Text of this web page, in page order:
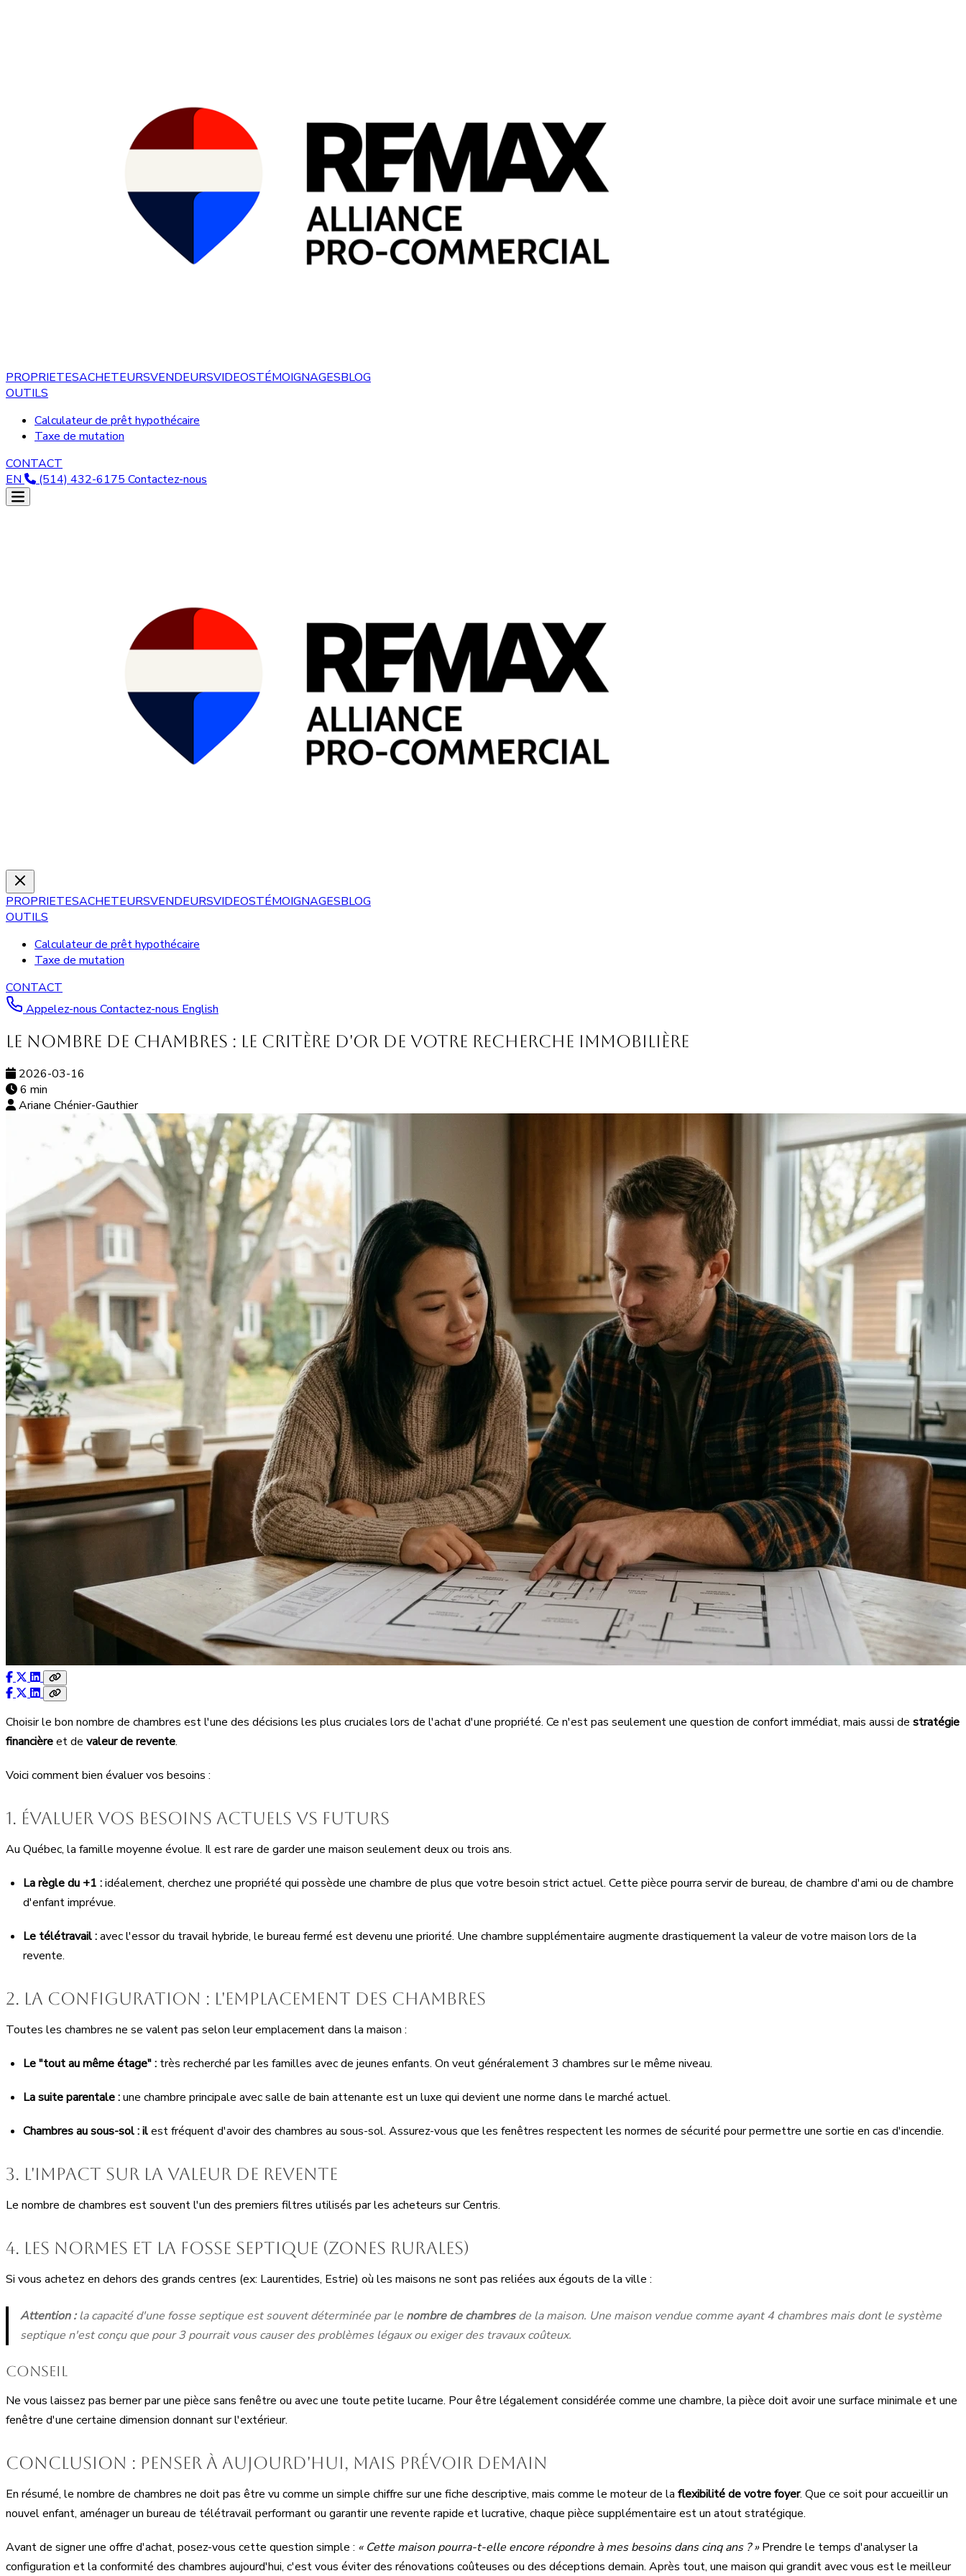
PROPRIETESACHETEURSVENDEURSVIDEOSTÉMOIGNAGESBLOG
OUTILS
Calculateur de prêt hypothécaire
Taxe de mutation
CONTACT
EN
(514) 432-6175 Contactez-nous
PROPRIETESACHETEURSVENDEURSVIDEOSTÉMOIGNAGESBLOG
OUTILS
Calculateur de prêt hypothécaire
Taxe de mutation
CONTACT
Appelez-nous Contactez-nous English
Le nombre de chambres : le critère d'or de votre recherche immobilière
2026-03-16
6 min
Ariane Chénier-Gauthier
Choisir le bon nombre de chambres est l'une des décisions les plus cruciales lors de l'achat d'une propriété. Ce n'est pas seulement une question de confort immédiat, mais aussi de stratégie
financièreet de valeur de revente.
Voici comment bien évaluer vos besoins :
1. Évaluer vos besoins actuels vs futurs
Au Québec, la famille moyenne évolue. Il est rare de garder une maison seulement deux ou trois ans.
La règle du +1 :idéalement, cherchez une propriété qui possède une chambre de plus que votre besoin strict actuel. Cette pièce pourra servir de bureau, de chambre d'ami ou de chambre
d'enfant imprévue.
Le télétravail :avec l'essor du travail hybride, le bureau fermé est devenu une priorité. Une chambre supplémentaire augmente drastiquement la valeur de votre maison lors de la
revente.
2. La configuration : l'emplacement des chambres
Toutes les chambres ne se valent pas selon leur emplacement dans la maison :
Le "tout au même étage" : très recherché par les familles avec de jeunes enfants. On veut généralement 3 chambres sur le même niveau.
La suite parentale :une chambre principale avec salle de bain attenante est un luxe qui devient une norme dans le marché actuel.
Chambres au sous-sol : ilest fréquent d'avoir des chambres au sous-sol. Assurez-vous que les fenêtres respectent les normes de sécurité pour permettre une sortie en cas d'incendie.
3. L'impact sur la valeur de revente
Le nombre de chambres est souvent l'un des premiers filtres utilisés par les acheteurs sur Centris.
4. Les normes et la fosse septique (zones rurales)
Si vous achetez en dehors des grands centres (ex: Laurentides, Estrie) où les maisons ne sont pas reliées aux égouts de la ville :
Attention :la capacité d'une fosse septique est souvent déterminée par le nombre de chambresde la maison. Une maison vendue comme ayant 4 chambres mais dont le système
septique n'est conçu que pour 3 pourrait vous causer des problèmes légaux ou exiger des travaux coûteux.
Conseil
Ne vous laissez pas berner par une pièce sans fenêtre ou avec une toute petite lucarne. Pour être légalement considérée comme une chambre, la pièce doit avoir une surface minimale et une
fenêtre d'une certaine dimension donnant sur l'extérieur.
Conclusion : penser à aujourd'hui, mais prévoir demain
En résumé, le nombre de chambres ne doit pas être vu comme un simple chiffre sur une fiche descriptive, mais comme le moteur de la flexibilité de votre foyer. Que ce soit pour accueillir un
nouvel enfant, aménager un bureau de télétravail performant ou garantir une revente rapide et lucrative, chaque pièce supplémentaire est un atout stratégique.
Avant de signer une offre d'achat, posez-vous cette question simple : « Cette maison pourra-t-elle encore répondre à mes besoins dans cinq ans ? »Prendre le temps d'analyser la
configuration et la conformité des chambres aujourd'hui, c'est vous éviter des rénovations coûteuses ou des déceptions demain. Après tout, une maison qui grandit avec vous est le meilleur